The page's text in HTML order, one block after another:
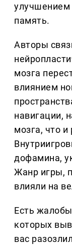
улучшением
память.
Авторы
мозга
влиянием
навигации,
мозга, что
дофамина,
Жанр игры,
влияли на
Есть
которых
вас